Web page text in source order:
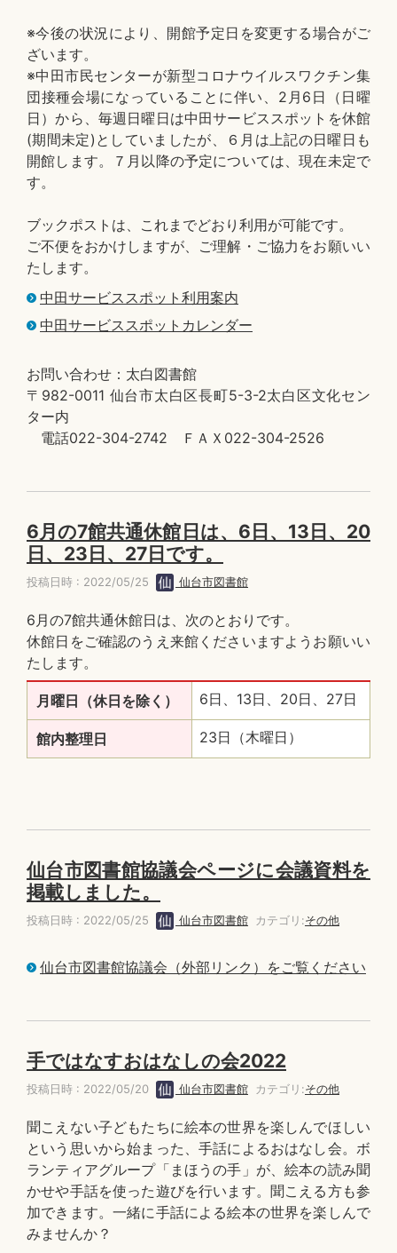
※今後の状況により、開館予定日を変更する場合がご
ざいます。
※中田市民センターが新型コロナウイルスワクチン集
団接種会場になっていることに伴い、2月6日（日曜
日）から、毎週日曜日は中田サービススポットを休館
(期間未定)としていましたが、６月は上記の日曜日も
開館します。７月以降の予定については、現在未定で
す。
ブックポストは、これまでどおり利用が可能です。
ご不便をおかけしますが、ご理解・ご協力をお願いい
たします。
中田サービススポット利用案内
中田サービススポットカレンダー
お問い合わせ：太白図書館
〒982-0011 仙台市太白区長町5-3-2太白区文化セン
ター内
電話022-304-2742 ＦＡＸ022-304-2526
6月の7館共通休館日は、6日、13日、20
日、23日、27日です。
投稿日時 : 2022/05/25 仙台市図書館
6月の7館共通休館日は、次のとおりです。
休館日をご確認のうえ来館くださいますようお願いい
たします。
月曜日（休日を除く） 6日、13日、20日、27日
館内整理日 23日（木曜日）
仙台市図書館協議会ページに会議資料を
掲載しました。
投稿日時 : 2022/05/25 仙台市図書館 カテゴリ:その他
仙台市図書館協議会（外部リンク）をご覧ください
手ではなすおはなしの会2022
投稿日時 : 2022/05/20 仙台市図書館 カテゴリ:その他
聞こえない子どもたちに絵本の世界を楽しんでほしい
という思いから始まった、手話によるおはなし会。ボ
ランティアグループ「まほうの手」が、絵本の読み聞
かせや手話を使った遊びを行います。聞こえる方も参
加できます。一緒に手話による絵本の世界を楽しんで
みませんか？